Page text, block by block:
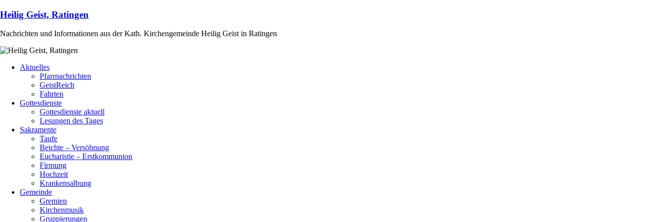
Heilig Geist, Ratingen
Nachrichten und Informationen aus der Kath. Kirchengemeinde Heilig Geist in Ratingen
Aktuelles
Pfarrnachrichten
GeistReich
Fahrten
Gottesdienste
Gottesdienste aktuell
Lesungen des Tages
Sakramente
Taufe
Beichte – Versöhnung
Eucharistie – Erstkommunion
Firmung
Hochzeit
Krankensalbung
Gemeinde
Gremien
Kirchenmusik
Gruppierungen